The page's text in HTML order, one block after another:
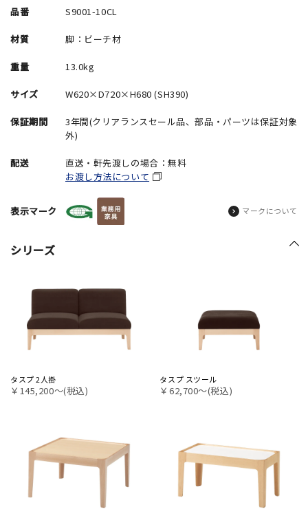
品番 S9001-10CL
材質 脚：ビーチ材
重量 13.0kg
サイズ W620×D720×H680 (SH390)
保証期間
3年間(クリアランスセール品、部品・パーツは保証対象
外)
配送
直送・軒先渡しの場合：無料
お渡し方法について
表示マーク マークについて
シリーズ
タスプ 2人掛
￥145,200〜(税込)
タスプ スツール
￥62,700〜(税込)